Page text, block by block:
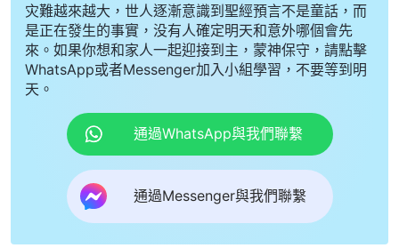
灾難越來越大，世人逐漸意識到聖經預言不是童話，而
是正在發生的事實，没有人確定明天和意外哪個會先
來。如果你想和家人一起迎接到主，蒙神保守，請點擊
WhatsApp或者Messenger加入小組學習，不要等到明
天。
通過WhatsApp與我們聯繫
通過Messenger與我們聯繫